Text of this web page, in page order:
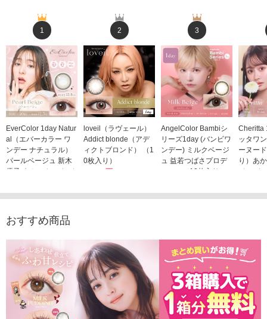
1
EverColor 1day Natur
al（エバーカラー ワ
ンデー ナチュラル）
パールベージュ 新木
優子イメージモデルカ
2,598円(税込)
2
loveil（ラヴェール）
Addict blonde（アデ
ィクトブロンド） （1
0枚入り）
1,760円
3
AngelColor Bambiシ
リーズ1day (バンビワ
ンデー) ミルクベージ
ュ 益若つばさプロデ
ュース（10枚入り）
Cheritta
ッタワ
ーヌー
り）あ
ジモデル
おすすめ商品